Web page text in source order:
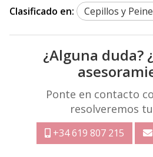
Clasificado en: Cepillos y
¿Alguna duda?
Ponte en contacto
resolveremos
+34 619 807 215